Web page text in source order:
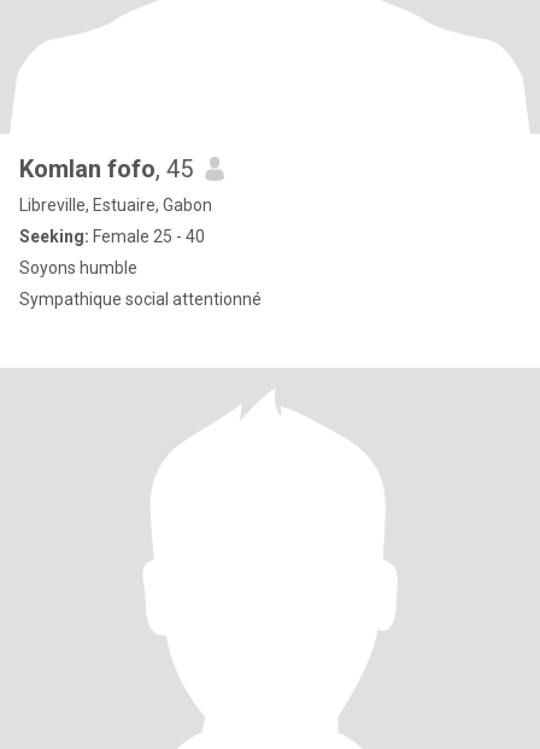
Komlan fofo, 45
Libreville, Estuaire, Gabon
Seeking: Female 25 - 40
Soyons humble
Sympathique social attentionné